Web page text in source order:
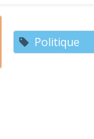
Politique